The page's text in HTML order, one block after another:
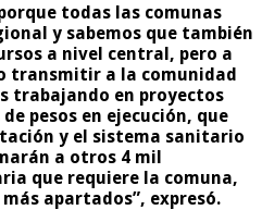
todas las comunas
y sabemos que también
a nivel central, pero a
transmitir a la comunidad
trabajando en proyectos
pesos en ejecución, que
y el sistema sanitario
a otros 4 mil
que requiere la comuna,
apartados”, expresó.